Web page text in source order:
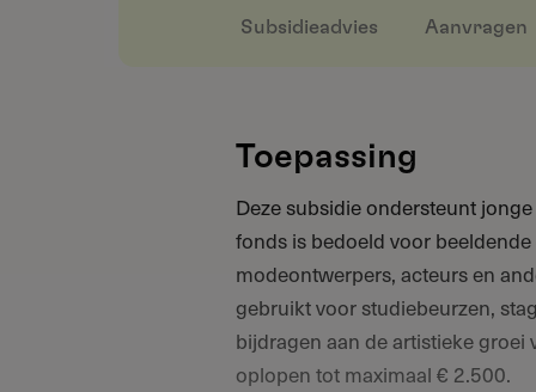
Subsidieadvies Aanvragen
Toepassing
Deze subsidie ondersteunt
fonds is bedoeld voor
modeontwerpers, acteurs en
gebruikt voor studiebeurzen,
bijdragen aan de artistieke groei
oplopen tot maximaal € 2.500.